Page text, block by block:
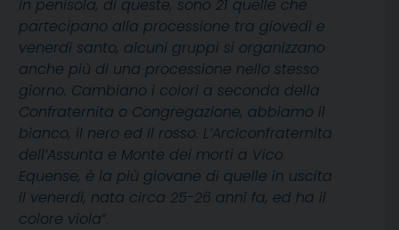
in penisola, di queste, sono 21 quelle che
partecipano alla processione tra giovedì e
venerdì santo, alcuni gruppi si organizzano
anche più di una processione nello stesso
giorno. Cambiano i colori a seconda della
Confraternita o Congregazione, abbiamo il
bianco, il nero ed il rosso. L’Arciconfraternita
dell’Assunta e Monte dei morti a Vico
Equense, è la più giovane di quelle in uscita
il venerdì, nata circa 25-26 anni fa, ed ha il
colore viola”.